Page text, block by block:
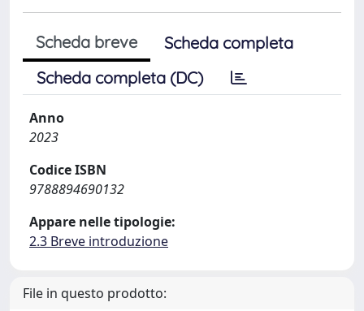
Scheda breve
Scheda completa
Scheda completa (DC)
Anno
2023
Codice ISBN
9788894690132
Appare nelle tipologie:
2.3 Breve introduzione
File in questo prodotto: